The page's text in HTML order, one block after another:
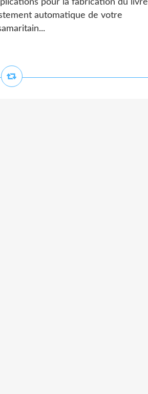
pour la fabrication du livre
automatique de votre